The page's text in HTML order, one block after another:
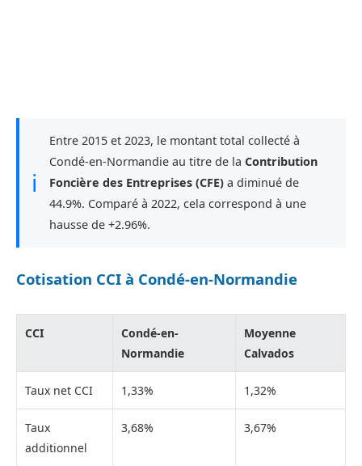
ℹ
Entre 2015 et 2023, le montant total collecté à
Condé-en-Normandie au titre de la Contribution
Foncière des Entreprises (CFE) a diminué de
44.9%. Comparé à 2022, cela correspond à une
hausse de +2.96%.
Cotisation CCI à Condé-en-Normandie
CCI
Condé-en-
Normandie
Moyenne
Calvados
Taux net CCI 1,33% 1,32%
Taux
additionnel
3,68% 3,67%